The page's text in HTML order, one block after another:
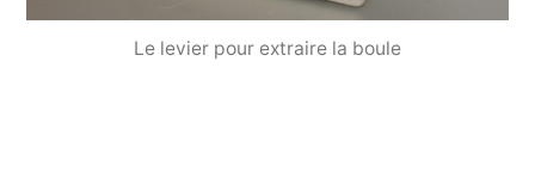
Le levier pour extraire la boule